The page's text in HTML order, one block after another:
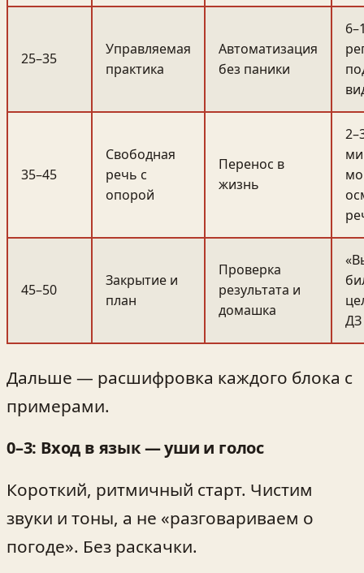
25–35
Управляемая
практика
Автоматизация
без паники
35–45
Свободная
речь с
опорой
Перенос в
жизнь
45–50
Закрытие и
план
Проверка
результата и
домашка
ДЗ
Дальше — расшифровка каждого блока с
примерами.
0–3: Вход в язык — уши и голос
Короткий, ритмичный старт. Чистим
звуки и тоны, а не «разговариваем о
погоде». Без раскачки.